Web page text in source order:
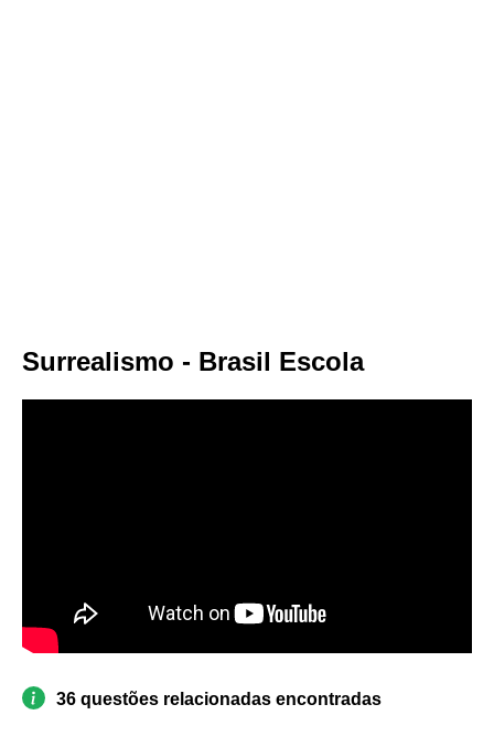
Surrealismo - Brasil Escola
36 questões relacionadas encontradas